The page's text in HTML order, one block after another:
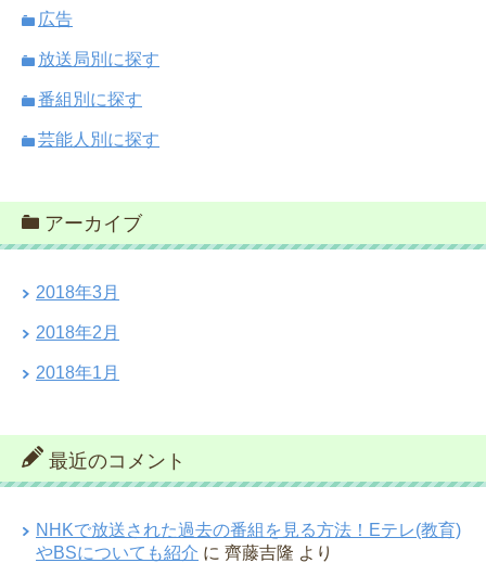
広告
放送局別に探す
番組別に探す
芸能人別に探す
アーカイブ
2018年3月
2018年2月
2018年1月
最近のコメント
NHKで放送された過去の番組を見る方法！Eテレ(教育)
やBSについても紹介 に 齊藤吉隆 より